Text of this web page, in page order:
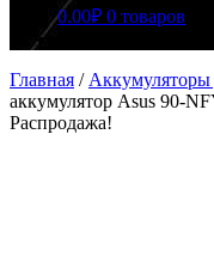
0.00₽ 0 товаров
Главная / Аккумуляторы
аккумулятор Asus 90-
Распродажа!